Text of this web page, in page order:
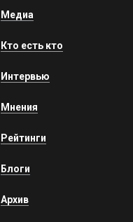
Медиа
Кто есть кто
Интервью
Мнения
Рейтинги
Блоги
Архив